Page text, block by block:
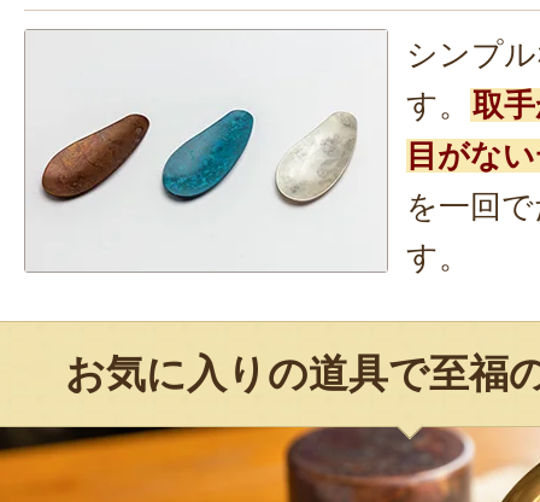
シンプ
す。 取
目がな
を一回
す。
お気に入りの道具で至福